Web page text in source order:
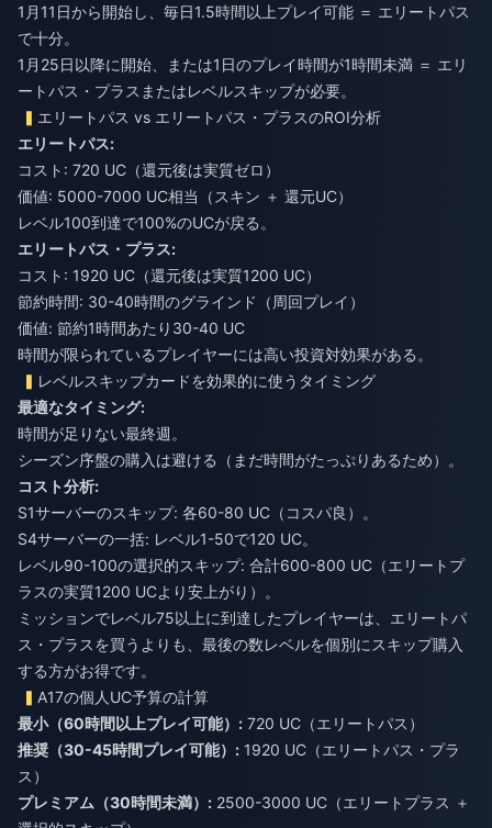
1月11日から開始し、毎日1.5時間以上プレイ可能 ＝ エリートパス
で十分。
1月25日以降に開始、または1日のプレイ時間が1時間未満 ＝ エリ
ートパス・プラスまたはレベルスキップが必要。
エリートパス vs エリートパス・プラスのROI分析
エリートパス:
コスト: 720 UC（還元後は実質ゼロ）
価値: 5000-7000 UC相当（スキン ＋ 還元UC）
レベル100到達で100%のUCが戻る。
エリートパス・プラス:
コスト: 1920 UC（還元後は実質1200 UC）
節約時間: 30-40時間のグラインド（周回プレイ）
価値: 節約1時間あたり30-40 UC
時間が限られているプレイヤーには高い投資対効果がある。
レベルスキップカードを効果的に使うタイミング
最適なタイミング:
時間が足りない最終週。
シーズン序盤の購入は避ける（まだ時間がたっぷりあるため）。
コスト分析:
S1サーバーのスキップ: 各60-80 UC（コスパ良）。
S4サーバーの一括: レベル1-50で120 UC。
レベル90-100の選択的スキップ: 合計600-800 UC（エリートプ
ラスの実質1200 UCより安上がり）。
ミッションでレベル75以上に到達したプレイヤーは、エリートパ
ス・プラスを買うよりも、最後の数レベルを個別にスキップ購入
する方がお得です。
A17の個人UC予算の計算
最小（60時間以上プレイ可能）: 720 UC（エリートパス）
推奨（30-45時間プレイ可能）: 1920 UC（エリートパス・プラ
ス）
プレミアム（30時間未満）: 2500-3000 UC（エリートプラス ＋